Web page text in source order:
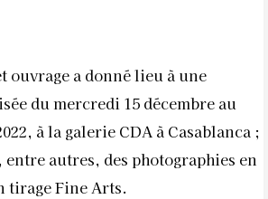
ouvrage a donné lieu à une
du mercredi 15 décembre au
à la galerie CDA à Casablanca ;
entre autres, des photographies en
tirage Fine Arts.